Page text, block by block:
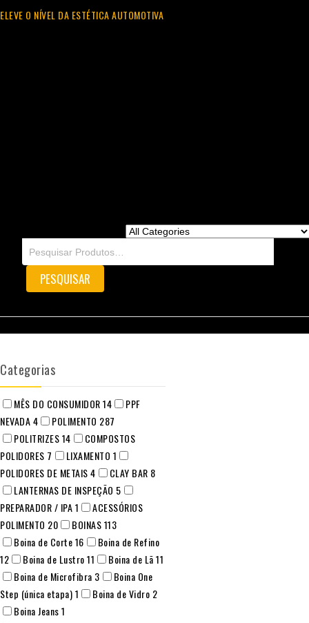
ELEVE O NÍVEL DA ESTÉTICA AUTOMOTIVA
Categorias
MÊS DO CONSUMIDOR14
PPF
NEVADA4 POLIMENTO 287
POLITRIZES14
COMPOSTOS
POLIDORES 7 LIXAMENTO 1
POLIDORES DE METAIS4 CLAY BAR 8
LANTERNAS DE INSPEÇÃO 5
PREPARADOR / IPA1
ACESSÓRIOS
POLIMENTO 20 BOINAS113
Boina de Corte16
Boina de Refino
12
Boina de Lustro11 Boina de Lã11
Boina de Microfibra 3
Boina One
Step (única etapa)1 Boina de Vidro 2
Boina Jeans1